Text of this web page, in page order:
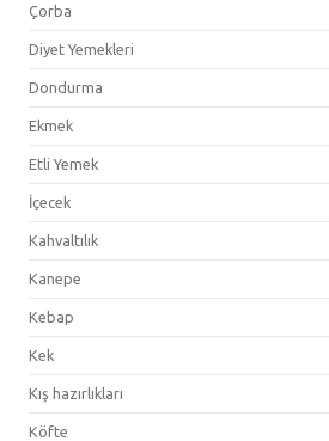
Çorba
Diyet Yemekleri
Dondurma
Ekmek
Etli Yemek
İçecek
Kahvaltılık
Kanepe
Kebap
Kek
Kış hazırlıkları
Köfte